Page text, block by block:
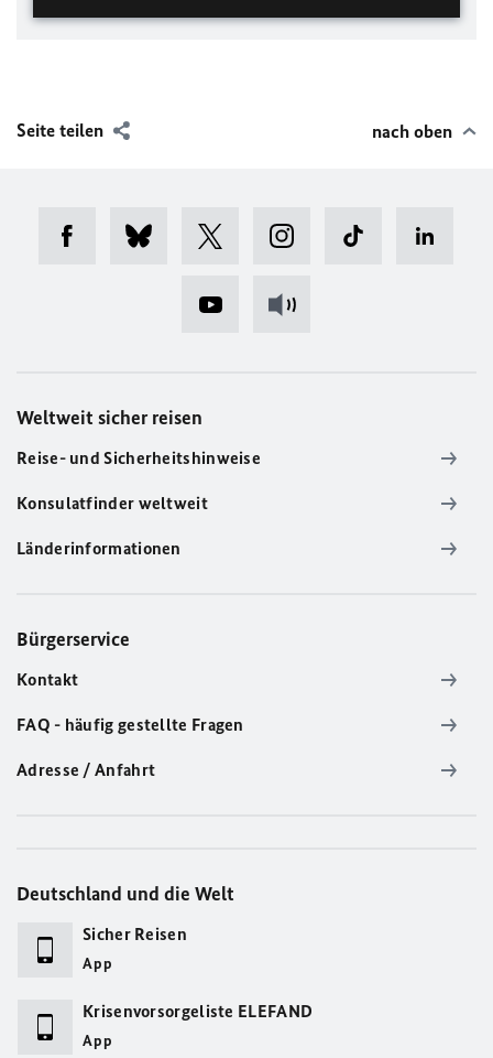
Seite teilen nach oben
Weltweit sicher reisen
Reise- und Sicherheitshinweise
Konsulatfinder weltweit
Länderinformationen
Bürgerservice
Kontakt
FAQ - häufig gestellte Fragen
Adresse / Anfahrt
Deutschland und die Welt
Sicher Reisen
App
Krisenvorsorgeliste ELEFAND
App